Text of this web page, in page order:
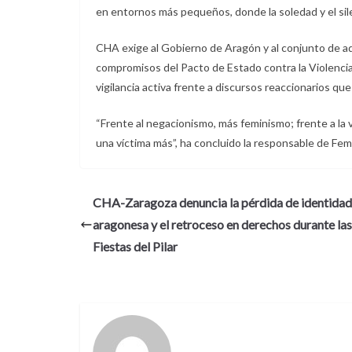
en entornos más pequeños, donde la soledad y el
CHA exige al Gobierno de Aragón y al conjunto de
compromisos del Pacto de Estado contra la
vigilancia activa frente a discursos reaccionarios
“Frente al negacionismo, más feminismo; frente a
una víctima más”, ha concluido la responsable de
CHA-Zaragoza denuncia la pérdida de identidad
aragonesa y el retroceso en derechos durante las
Fiestas del Pilar